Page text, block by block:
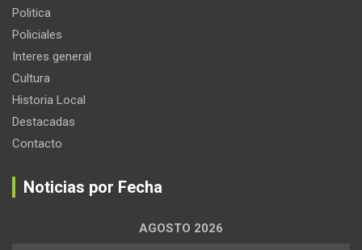
Politica
Policiales
Interes general
Cultura
Historia Local
Destacadas
Contacto
Noticias por Fecha
AGOSTO 2026